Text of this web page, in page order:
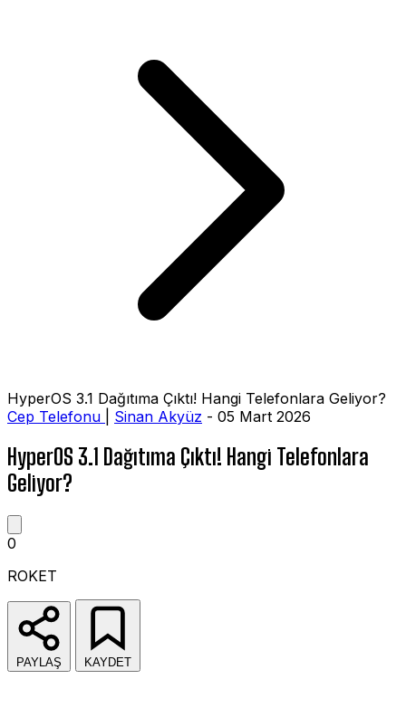
HyperOS 3.1 Dağıtıma Çıktı! Hangi Telefonlara Geliyor?
Cep Telefonu
Sinan Akyüz - 05 Mart 2026
HyperOS 3.1 Dağıtıma Çıktı! Hangi Telefonlara
Geliyor?
0
ROKET
PAYLAŞ KAYDET